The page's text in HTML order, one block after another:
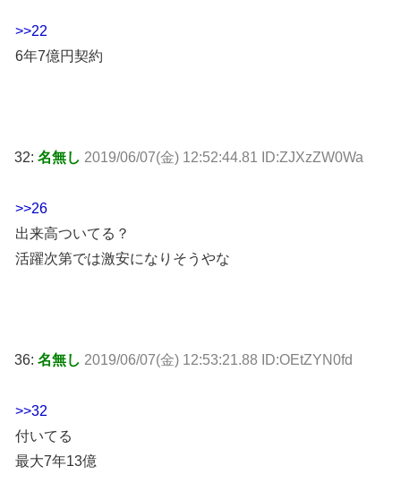
>>22
6年7億円契約
32: 名無し 2019/06/07(金) 12:52:44.81 ID:ZJXzZW0Wa
>>26
出来高ついてる？
活躍次第では激安になりそうやな
36: 名無し 2019/06/07(金) 12:53:21.88 ID:OEtZYN0fd
>>32
付いてる
最大7年13億